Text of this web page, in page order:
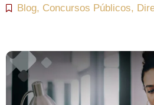
Blog, Concursos Públicos,